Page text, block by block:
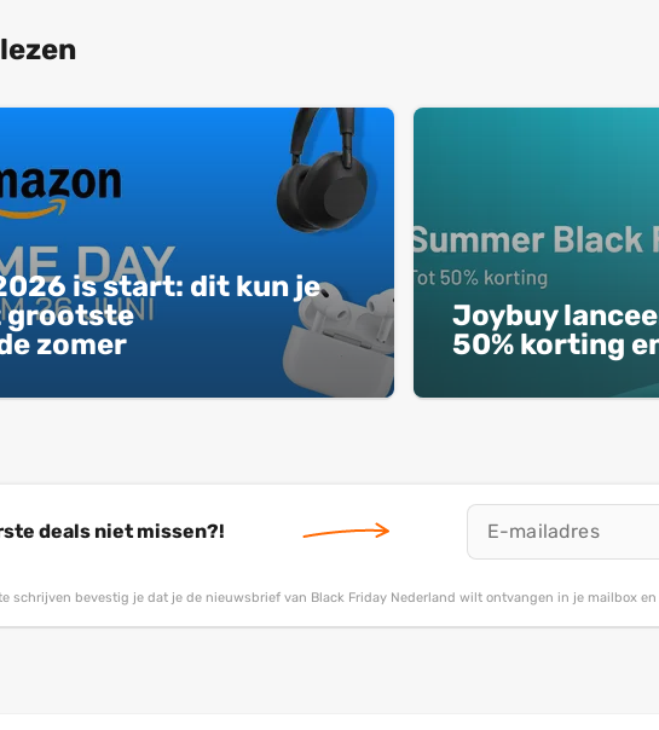
is start: dit kun je
grootste
zomer
Joybuy
50% korting
deals niet missen?!
schrijven bevestig je dat je de nieuwsbrief van Black Friday Nederland wilt ontvangen in je mailbox